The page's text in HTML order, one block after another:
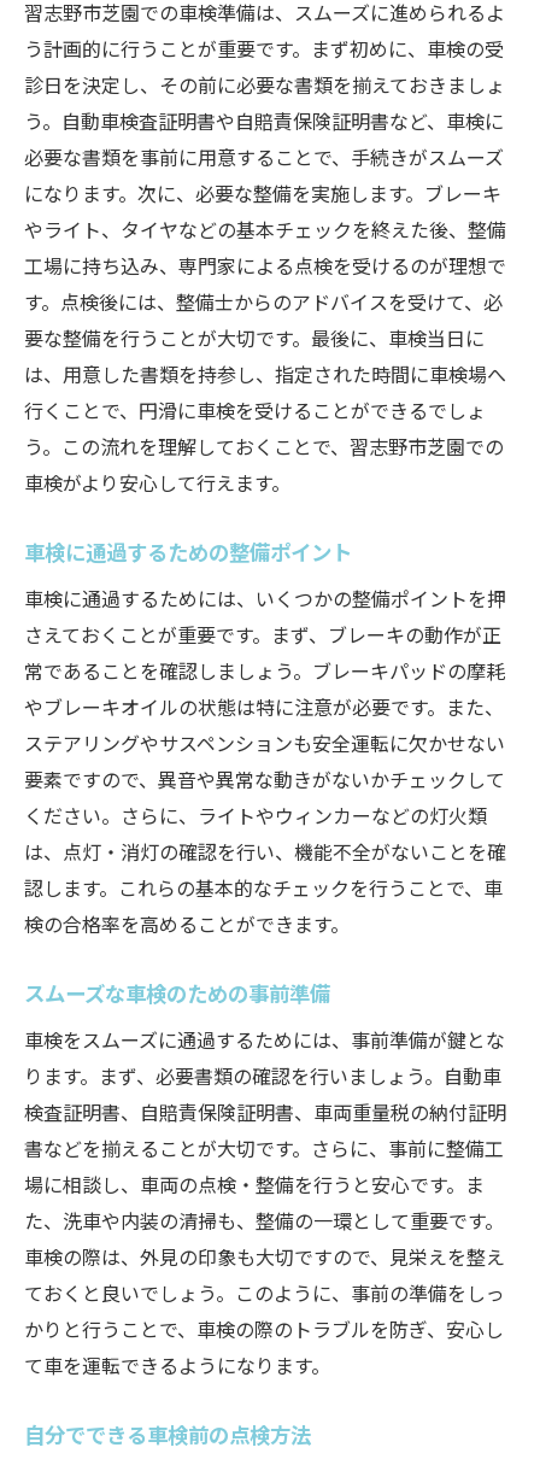
習志野市芝園での車検準備は、スムーズに進められるよ
う計画的に行うことが重要です。まず初めに、車検の受
診日を決定し、その前に必要な書類を揃えておきましょ
う。自動車検査証明書や自賠責保険証明書など、車検に
必要な書類を事前に用意することで、手続きがスムーズ
になります。次に、必要な整備を実施します。ブレーキ
やライト、タイヤなどの基本チェックを終えた後、整備
工場に持ち込み、専門家による点検を受けるのが理想で
す。点検後には、整備士からのアドバイスを受けて、必
要な整備を行うことが大切です。最後に、車検当日に
は、用意した書類を持参し、指定された時間に車検場へ
行くことで、円滑に車検を受けることができるでしょ
う。この流れを理解しておくことで、習志野市芝園での
車検がより安心して行えます。
車検に通過するための整備ポイント
車検に通過するためには、いくつかの整備ポイントを押
さえておくことが重要です。まず、ブレーキの動作が正
常であることを確認しましょう。ブレーキパッドの摩耗
やブレーキオイルの状態は特に注意が必要です。また、
ステアリングやサスペンションも安全運転に欠かせない
要素ですので、異音や異常な動きがないかチェックして
ください。さらに、ライトやウィンカーなどの灯火類
は、点灯・消灯の確認を行い、機能不全がないことを確
認します。これらの基本的なチェックを行うことで、車
検の合格率を高めることができます。
スムーズな車検のための事前準備
車検をスムーズに通過するためには、事前準備が鍵とな
ります。まず、必要書類の確認を行いましょう。自動車
検査証明書、自賠責保険証明書、車両重量税の納付証明
書などを揃えることが大切です。さらに、事前に整備工
場に相談し、車両の点検・整備を行うと安心です。ま
た、洗車や内装の清掃も、整備の一環として重要です。
車検の際は、外見の印象も大切ですので、見栄えを整え
ておくと良いでしょう。このように、事前の準備をしっ
かりと行うことで、車検の際のトラブルを防ぎ、安心し
て車を運転できるようになります。
自分でできる車検前の点検方法